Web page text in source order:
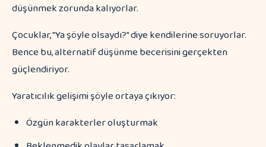
düşünmek zorunda kalıyorlar.
Çocuklar, "Ya şöyle olsaydı?" diye kendilerine soruyorlar.
Bence bu, alternatif düşünme becerisini gerçekten
güçlendiriyor.
Yaratıcılık gelişimi şöyle ortaya çıkıyor:
Özgün karakterler oluşturmak